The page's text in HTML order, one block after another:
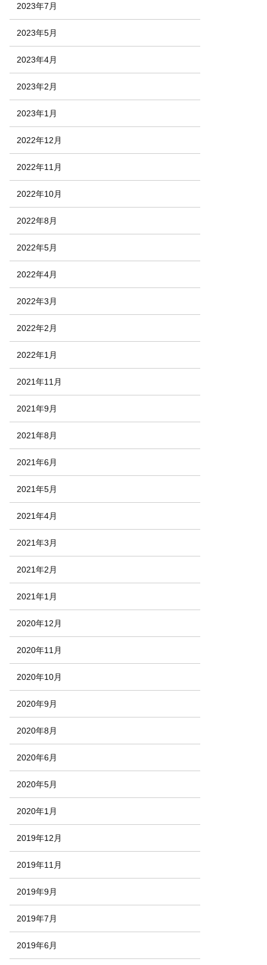
2023年7月
2023年5月
2023年4月
2023年2月
2023年1月
2022年12月
2022年11月
2022年10月
2022年8月
2022年5月
2022年4月
2022年3月
2022年2月
2022年1月
2021年11月
2021年9月
2021年8月
2021年6月
2021年5月
2021年4月
2021年3月
2021年2月
2021年1月
2020年12月
2020年11月
2020年10月
2020年9月
2020年8月
2020年6月
2020年5月
2020年1月
2019年12月
2019年11月
2019年9月
2019年7月
2019年6月